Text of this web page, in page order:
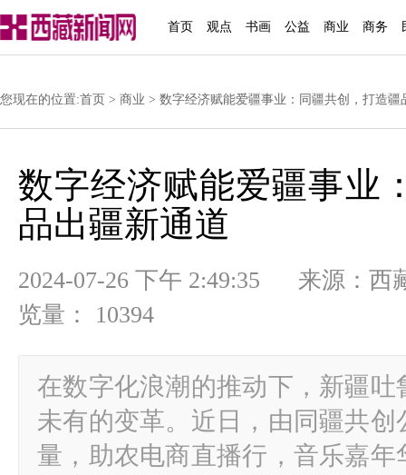
首页 观点 书画 公益 商业 商务
您现在的位置:首页 > 商业 > 数字经济赋能爱疆事业：同疆共创，打造疆
数字经济赋能爱疆事业
品出疆新通道
2024-07-26 下午 2:49:35 来源：
览量： 10394
在数字化浪潮的推动下，新疆
未有的变革。近日，由同疆共创
量，助农电商直播行，音乐嘉年